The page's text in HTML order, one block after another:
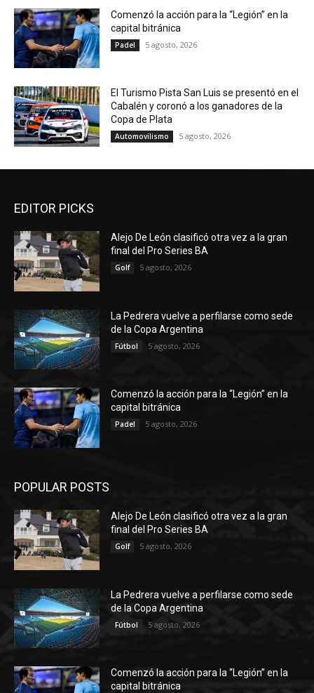
Comenzó la acción para la “Legión” en la
capital bitránica
Padel 5 agosto, 2026
El Turismo Pista San Luis se presentó en el
Cabalén y coronó a los ganadores de la
Copa de Plata
Automovilismo 5 agosto, 2026
EDITOR PICKS
Alejo De León clasificó otra vez a la gran
final del Pro Series BA
Golf 5 agosto, 2026
La Pedrera vuelve a perfilarse como sede
de la Copa Argentina
Fútbol 5 agosto, 2026
Comenzó la acción para la “Legión” en la
capital bitránica
Padel 5 agosto, 2026
POPULAR POSTS
Alejo De León clasificó otra vez a la gran
final del Pro Series BA
Golf 5 agosto, 2026
La Pedrera vuelve a perfilarse como sede
de la Copa Argentina
Fútbol 5 agosto, 2026
Comenzó la acción para la “Legión” en la
capital bitránica